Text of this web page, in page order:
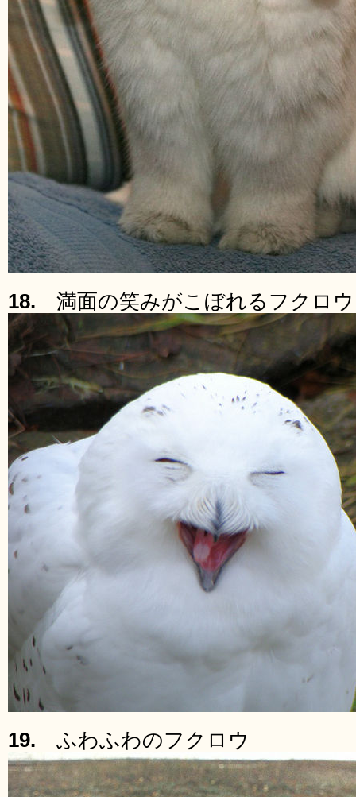
18. 満面の笑みがこぼれるフクロウ
19. ふわふわのフクロウ